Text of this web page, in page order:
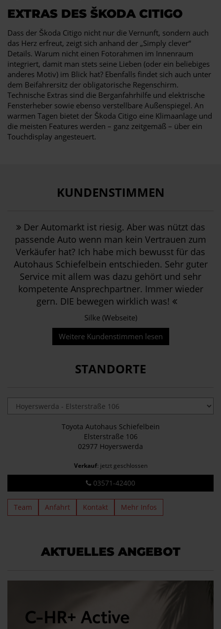
EXTRAS DES ŠKODA CITIGO
Dass der Škoda Citigo nicht nur die Vernunft, sondern auch
das Herz erfreut, zeigt sich anhand der „Simply clever“
Details. Warum nicht einen Fotorahmen im Innenraum
integriert, damit man stets seine Lieben (oder ein beliebiges
anderes Motiv) im Blick hat? Ebenfalls findet sich auch unter
dem Beifahrersitz der obligatorische Regenschirm.
Technische Extras sind die Berganfahrhilfe und elektrische
Fensterheber sowie ebenso verstellbare Außenspiegel. An
warmen Tagen bietet der Škoda Citigo eine Klimaanlage und
die meisten Features werden – ganz zeitgemäß – über ein
Touchdisplay angesteuert.
KUNDENSTIMMEN
Der Automarkt ist riesig. Aber was nützt das
passende Auto wenn man kein Vertrauen zum
Verkäufer hat? Ich habe mich bewusst für das
Autohaus Schiefelbein entschieden. Sehr guter
Service mit allem was dazu gehört und sehr
kompetente Ansprechpartner. Immer wieder
gern. DIE bewegen wirklich was!
Silke (Webseite)
Weitere Kundenstimmen lesen
STANDORTE
Toyota Autohaus Schiefelbein
Elsterstraße 106
02977 Hoyerswerda
Verkauf: jetzt geschlossen
03571-42400
Team Anfahrt Kontakt Mehr Infos
AKTUELLES ANGEBOT